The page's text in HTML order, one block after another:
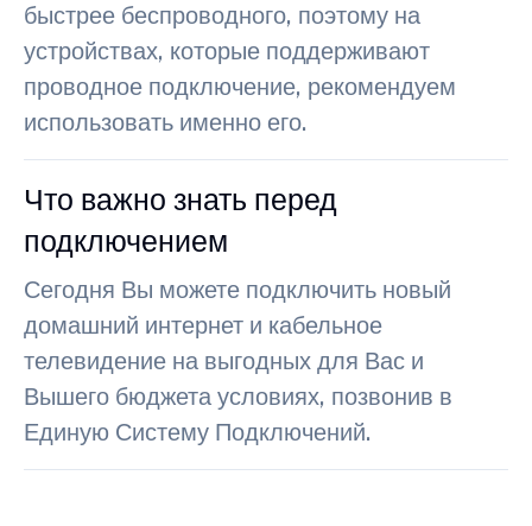
быстрее беспроводного, поэтому на
устройствах, которые поддерживают
проводное подключение, рекомендуем
использовать именно его.
Что важно знать перед
подключением
Сегодня Вы можете подключить новый
домашний интернет и кабельное
телевидение на выгодных для Вас и
Вышего бюджета условиях, позвонив в
Единую Систему Подключений.